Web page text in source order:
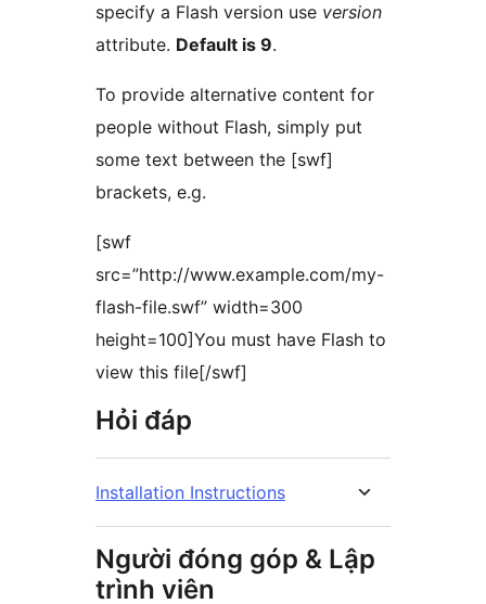
specify a Flash version use version
attribute. Default is 9.
To provide alternative content for
people without Flash, simply put
some text between the [swf]
brackets, e.g.
[swf
src=”http://www.example.com/my-
flash-file.swf” width=300
height=100]You must have Flash to
view this file[/swf]
Hỏi đáp
Installation Instructions
Người đóng góp & Lập
trình viên